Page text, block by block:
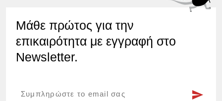
Μάθε πρώτος για την
επικαιρότητα με εγγραφή στο
Newsletter.